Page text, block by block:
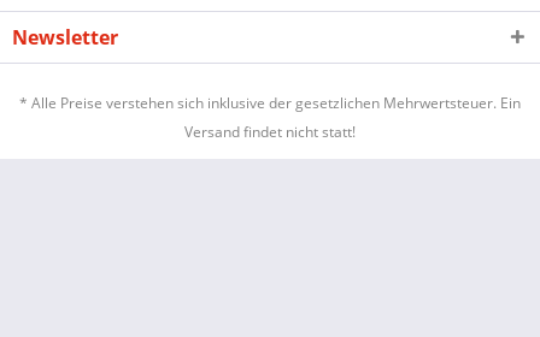
Newsletter
* Alle Preise verstehen sich inklusive der gesetzlichen Mehrwertsteuer. Ein
Versand findet nicht statt!